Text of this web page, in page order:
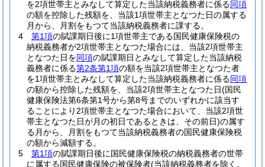
を2項世帯主とみなして算定した当該納税義務者に係る同項
の額を控除した残額を、当該1項世帯主となつた日の属する
月から、月割をもつて当該納税義務者に課する。
4
第1項の賦課期日後に1項世帯主である国民健康保険税の
納税義務者が2項世帯主となつた場合には、当該2項世帯主
となつた日を同項の賦課期日とみなして算定した当該納税
義務者に係る第2条第1項の額を当該2項世帯主となつた者
を1項世帯主とみなして算定した当該納税義務者に係る同項
の額から控除した残額を、当該2項世帯主となつた日(国民
健康保険法第6条第1号から第8号までのいずれかに該当す
ることにより2項世帯主となつた場合において、当該2項世
帯主となつた日が月の初日であるときは、その前日)の属す
る月から、月割をもつて当該納税義務者の国民健康保険税
の額から減額する。
5
第1項の賦課期日後に国民健康保険税の納税義務者の世帯
に属する国民健康保険の被保険者(当該納税義務者を除く。